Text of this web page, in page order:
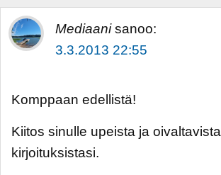
Mediaani sanoo:
3.3.2013 22:55
Komppaan edellistä!
Kiitos sinulle upeista ja oivaltavista
kirjoituksistasi.